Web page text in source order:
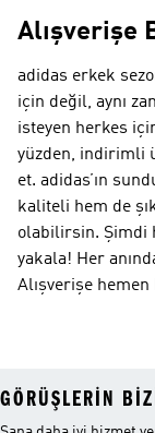
Alışverişe
adidas erkek
için değil, aynı
isteyen herkes
yüzden, indirimli
et. adidas’ın
kaliteli hem de
olabilirsin. Şimdi
yakala! Her
Alışverişe hemen
GÖRÜŞLERIN